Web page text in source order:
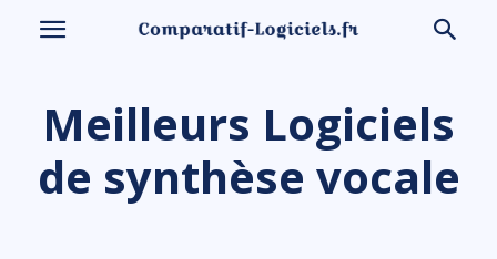
Meilleurs Logiciels
de synthèse vocale